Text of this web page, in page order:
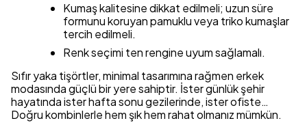
Kumaş kalitesine dikkat edilmeli; uzun süre
formunu koruyan pamuklu veya triko kumaşlar
tercih edilmeli.
Renk seçimi ten rengine uyum sağlamalı.
Sıfır yaka tişörtler, minimal tasarımına rağmen erkek
modasında güçlü bir yere sahiptir. İster günlük şehir
hayatında ister hafta sonu gezilerinde, ister ofiste…
Doğru kombinlerle hem şık hem rahat olmanız mümkün.